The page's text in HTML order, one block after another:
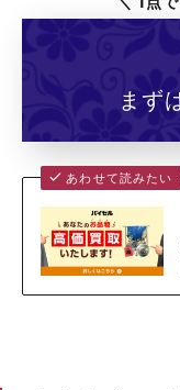
まず
あわせて読みたい